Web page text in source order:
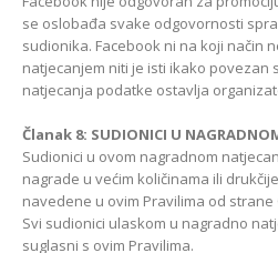
se oslobađa svake odgovornosti
sudionika. Facebook ni na koji način
natjecanjem niti je isti ikako povezan
natjecanja podatke ostavlja
Članak 8: SUDIONICI U
Sudionici u ovom nagradnom
nagrade u većim količinama ili
navedene u ovim Pravilima od
Svi sudionici ulaskom u nagradno
suglasni s ovim Pravilima.